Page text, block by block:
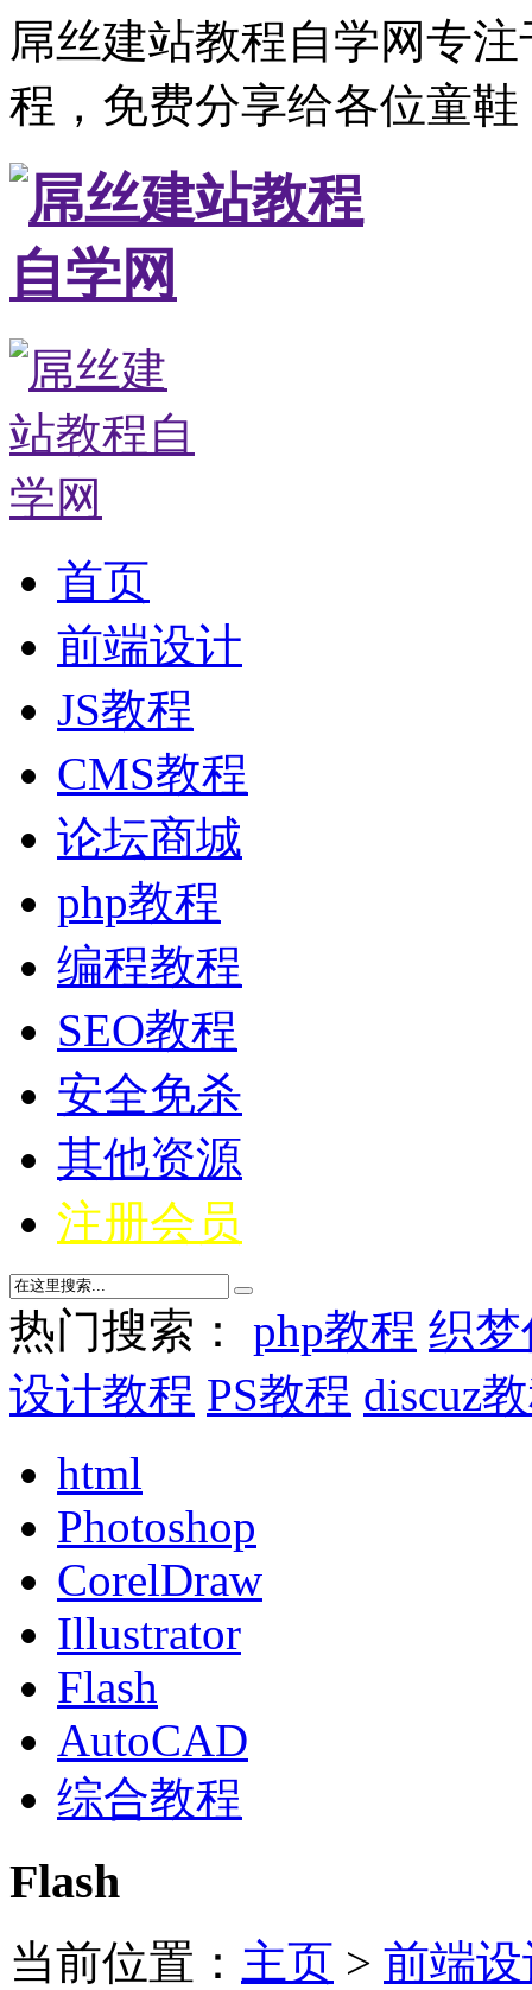
屌丝建站教程自学网专
程，免费分享给各位童
首页
前端设计
JS教程
CMS教程
论坛商城
php教程
编程教程
SEO教程
安全免杀
其他资源
注册会员
热门搜索： php教程 织
设计教程 PS教程 discuz
html
Photoshop
CorelDraw
Illustrator
Flash
AutoCAD
综合教程
Flash
当前位置： 主页 > 前端